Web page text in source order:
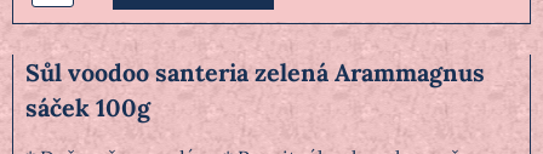
Sůl voodoo santeria zelená Arammagnus
sáček 100g